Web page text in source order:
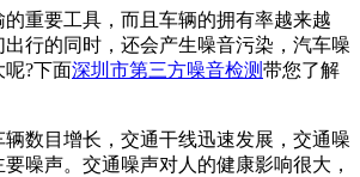
要工具，而且车辆的拥有率越来越
行的同时，还会产生噪音污染，汽车噪
?下面深圳市第三方噪音检测带您了解
目增长，交通干线迅速发展，交通噪
噪声。交通噪声对人的健康影响很大，